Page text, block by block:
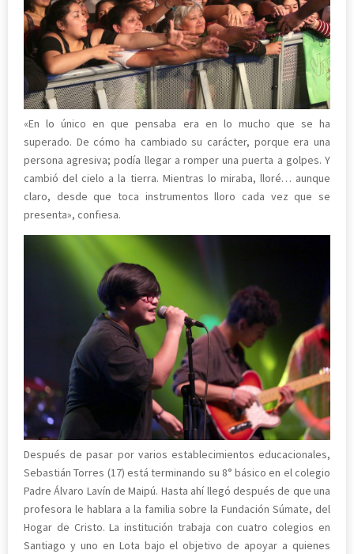
«En lo único en que pensaba era en lo mucho que se ha
superado. De cómo ha cambiado su carácter, porque era una
persona agresiva; podía llegar a romper una puerta a golpes. Y
cambió del cielo a la tierra. Mientras lo miraba, lloré… aunque
claro, desde que toca instrumentos lloro cada vez que se
presenta», confiesa.
Después de pasar por varios establecimientos educacionales,
Sebastián Torres (17) está terminando su 8° básico en el colegio
Padre Álvaro Lavín de Maipú. Hasta ahí llegó después de que una
profesora le hablara a la familia sobre la Fundación Súmate, del
Hogar de Cristo. La institución trabaja con cuatro colegios en
Santiago y uno en Lota bajo el objetivo de apoyar a quienes